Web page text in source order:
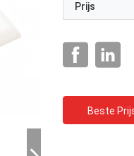
Prijs
Beste